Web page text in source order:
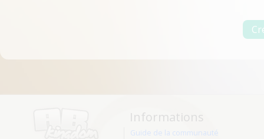
Informations
Guide de la communauté